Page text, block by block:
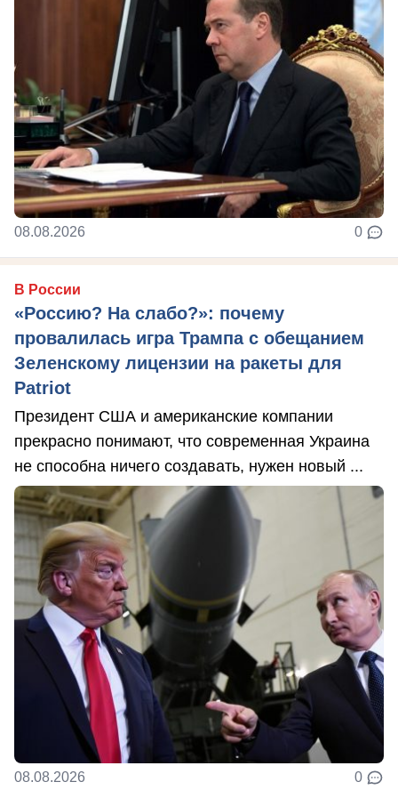
08.08.2026 0
В России
«Россию? На слабо?»: почему
провалилась игра Трампа с обещанием
Зеленскому лицензии на ракеты для
Patriot
Президент США и американские компании
прекрасно понимают, что современная Украина
не способна ничего создавать, нужен новый ...
08.08.2026 0